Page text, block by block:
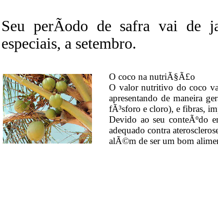
Seu perÃ­odo de safra vai de
especiais, a setembro.
O coco na nutriÃ§Ã£o
O valor nutritivo do coco
apresentando de maneira
fÃ³sforo e cloro), e fibras,
Devido ao seu conteÃºdo
adequado contra
alÃ©m de ser um bom